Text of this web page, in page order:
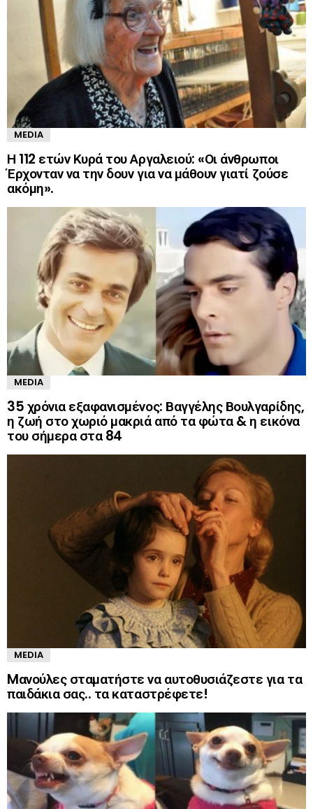
MEDIA
Η 112 ετών Κυρά του Αργαλειού: «Οι άνθρωποι
Έρχονταν να την δουν για να μάθουν γιατί ζούσε
ακόμη».
MEDIA
35 χρόνια εξαφανισμένος: Βαγγέλης Βουλγαρίδης,
η ζωή στο χωριό μακριά από τα φώτα & η εικόνα
του σήμερα στα 84
MEDIA
Mανούλες σταματήστε να αυτοθυσιάζεστε για τα
παιδάκια σας.. τα καταστρέφετε!